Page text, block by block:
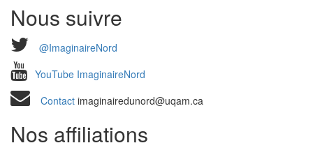
Nous suivre
@ImaginaireNord
YouTube ImaginaireNord
Contact imaginairedunord@uqam.ca
Nos affiliations